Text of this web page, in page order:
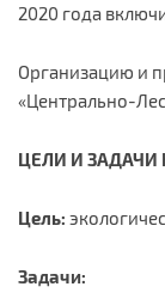
2020 года
Организацию и
«Центрально-
ЦЕЛИ И ЗАДАЧИ
Цель:
Задачи: